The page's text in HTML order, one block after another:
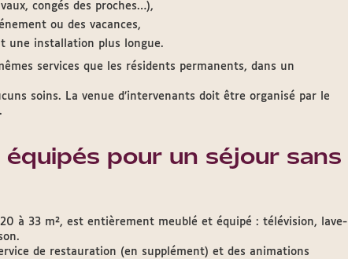
congés des proches…),
ou des vacances,
une installation plus longue.
services que les résidents permanents, dans un
soins. La venue d’intervenants doit être organisé par le
pour un séjour sans
à 33 m², est entièrement meublé et équipé : télévision, lave-
de restauration (en supplément) et des animations